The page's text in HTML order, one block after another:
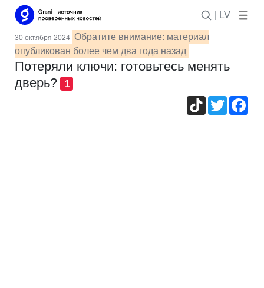
| LV
30 октября 2024 Обратите внимание: материал
опубликован более чем два года назад
Потеряли ключи: готовьтесь менять
дверь?
1
TikTokTwitter